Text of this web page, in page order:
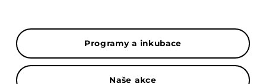
Programy a inkubace
Naše akce